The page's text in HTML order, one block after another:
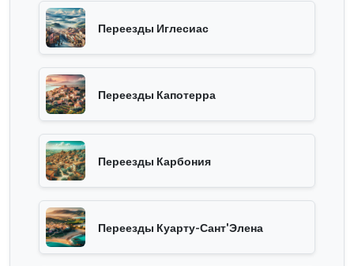
Переезды Иглесиас
Переезды Капотерра
Переезды Карбония
Переезды Куарту-Сант'Элена